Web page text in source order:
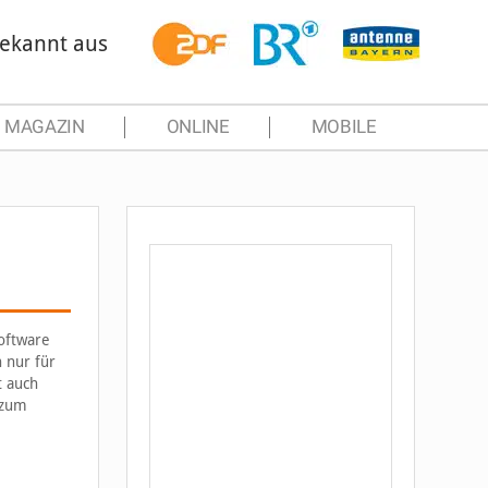
aus
MAGAZIN ONLINE MOBILE
nur für